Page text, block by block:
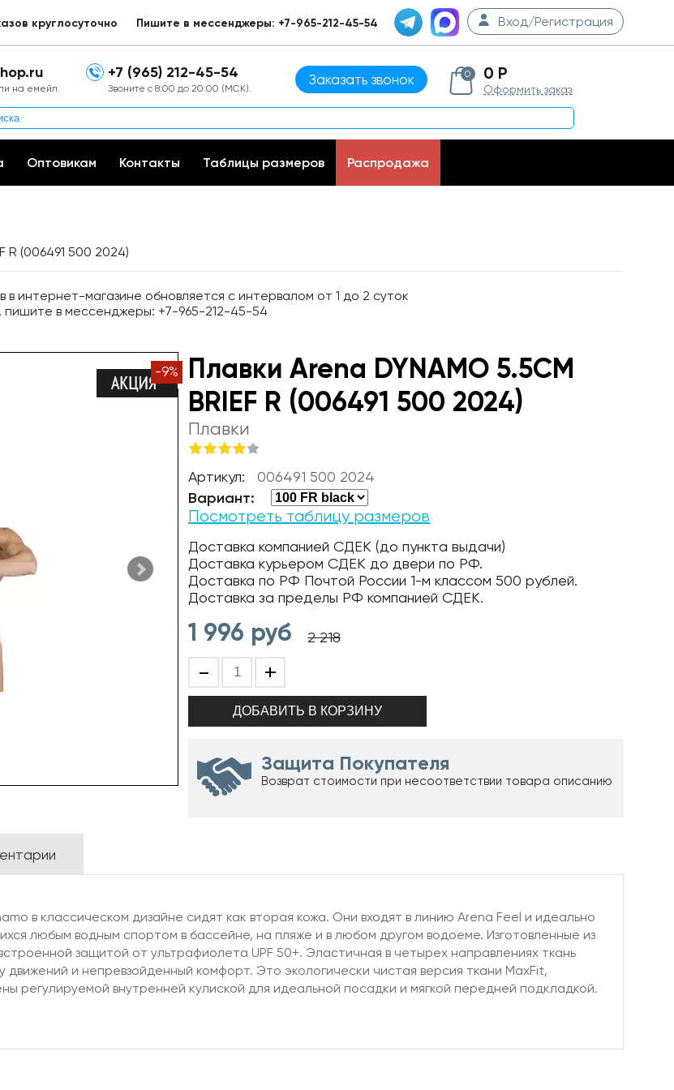
круглосуточно Пишите в мессенджеры: +7-965-212-45-54 Вход/Регистрация
на емейл.
+7 (965) 212-45-54
Звоните с 8:00 до 20:00 (МСК).
Заказать звонок 0 0 Р
Оформить заказ
Оптовикам Контакты Таблицы размеров Распродажа
R (006491 500 2024)
интернет-магазине обновляется с интервалом от 1 до 2 суток
пишите в мессенджеры: +7-965-212-45-54
-9%
Плавки Arena DYNAMO 5.5CM
BRIEF R (006491 500 2024)
Плавки
Артикул: 006491 500 2024
Вариант:
Посмотреть таблицу размеров
Доставка компанией СДЕК (до пункта выдачи)
Доставка курьером СДЕК до двери по РФ.
Доставка по РФ Почтой России 1-м классом 500 рублей.
Доставка за пределы РФ компанией СДЕК.
1 996 руб 2 218
- +
Защита Покупателя
Возврат стоимости при несоответствии товара описанию
в классическом дизайне сидят как вторая кожа. Они входят в линию Arena Feel и идеально
любым водным спортом в бассейне, на пляже и в любом другом водоеме. Изготовленные из
защитой от ультрафиолета UPF 50+. Эластичная в четырех направлениях ткань
и непревзойденный комфорт. Это экологически чистая версия ткани MaxFit,
регулируемой внутренней кулиской для идеальной посадки и мягкой передней подкладкой.